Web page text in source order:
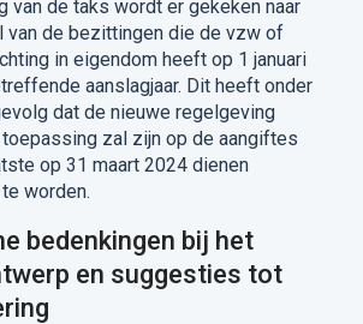
van de taks wordt er gekeken naar
van de bezittingen die de vzw of
in eigendom heeft op 1 januari
aanslagjaar. Dit heeft onder
dat de nieuwe regelgeving
zal zijn op de aangiftes
op 31 maart 2024 dienen
worden.
bedenkingen bij het
en suggesties tot